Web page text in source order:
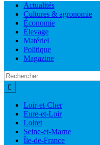
Actualités
Cultures & agronomie
Économie
Élevage
Matériel
Politique
Magazine
Loir-et-Cher
Eure-et-Loir
Loiret
Seine-et-Marne
Île-de-France